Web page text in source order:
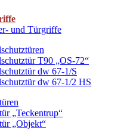
und Türgriffe
T90 „OS-72“
dw 67-1/S
dw 67-1/2 HS
„Teckentrup“
„Objekt“